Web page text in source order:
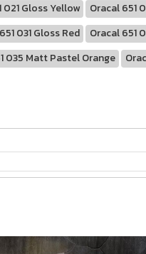
021 Gloss Yellow Oracal 651
031 Gloss Red Oracal 651
035 Matt Pastel Orange